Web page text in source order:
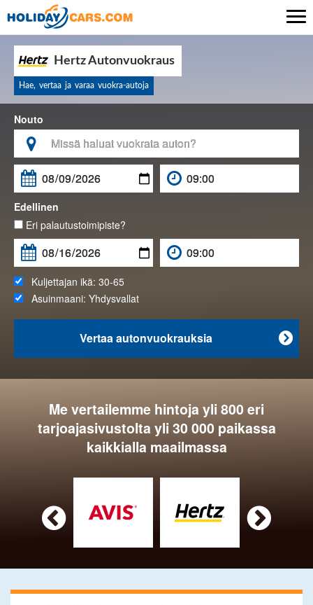
Hertz Autonvuokraus
Hae, vertaa ja varaa vuokra-autoja
Nouto


Edellinen
Eri palautustoimipiste?
Kuljettajan ikä: 30-65
Asuinmaani: Yhdysvallat

Vertaa autonvuokrauksia
Me vertailemme hintoja yli 800 eri
tarjoajasivustolta yli 30 000 paikassa
kaikkialla maailmassa
 